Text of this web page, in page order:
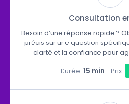
Consultation
Besoin d’une réponse rapide ?
précis sur une question
clarté et la confiance pour
Durée: 15 min Prix: